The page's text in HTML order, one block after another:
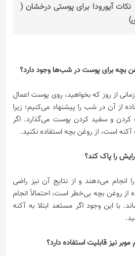
نکات آیورودا برای پوستی درخشان (
از روز که بخواهید، روی پوست اعمال
از آن در شب را پیشنهاد می‌کنیم؛ زیرا
کردن و سفید کردن پوست می‌گذارد. اگر
است، از روغن بچه استفاده نکنید.
انجام می‌دهند و از نتایج آن نیز راضی
از روغن بچه بی‌خطر است، احتمالاً انجام
با این وجود اگر مستعد ابتلا به آکنه